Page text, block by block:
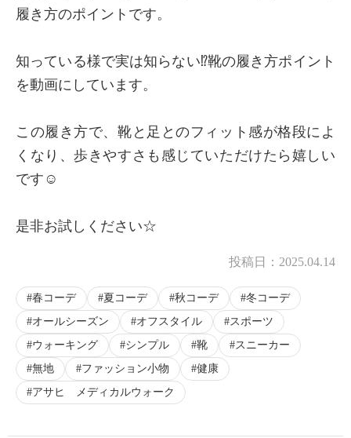
履き方のポイントです。
知っている様で実は知らない⁉️靴の履き方ポイント
を動画にしています。
この履き方で、靴と足とのフィット感が格段によ
くなり、歩きやすさも感じていただけたら嬉しい
です☺️
是非お試しください☆
投稿日： 2025.04.14
春コーデ 夏コーデ 秋コーデ
冬コーデ
オールシーズン
オフスタイル
スポーツ
ウォーキング
シンプル 靴
スニーカー
無地
ファッション小物
健康
アサヒ メディカルウォーク